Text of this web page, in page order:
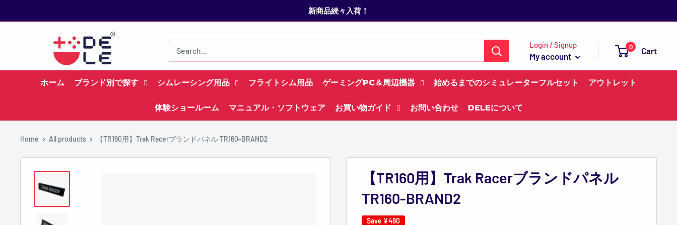
to
新商品続々入荷！
Login / Signup
My account
0 Cart
ホーム ブランド別で探す シムレーシング用品 フライトシム用品 ゲーミングPC＆周辺機器 始めるまでのシミュレーターフルセット アウトレット
体験ショールーム マニュアル・ソフトウェア お買い物ガイド お問い合わせ DELEについて
Home All products 【TR160用】Trak Racerブランドパネル TR160-BRAND2
【TR160用】Trak Racerブランドパネル
TR160-BRAND2
Save ¥480